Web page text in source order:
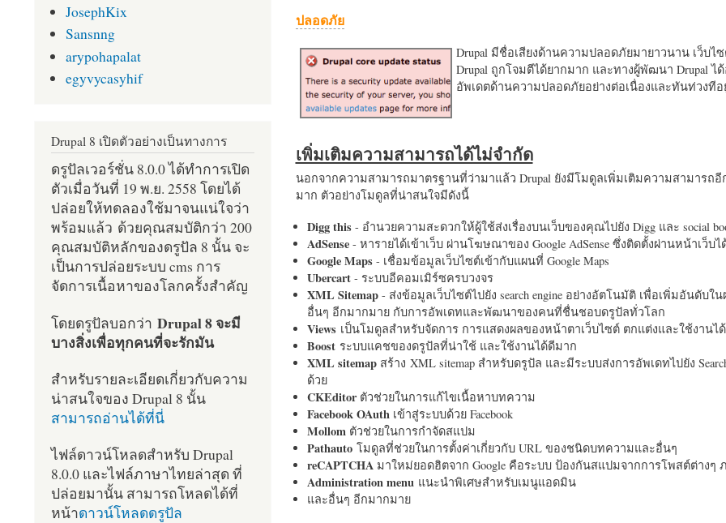
ปลอดภัย
Drupal มีชื่อเสียงด้านความปลอดภัยมายาวนาน เว็บไ
Drupal ถูกโจมตีได้ยากมาก และทางผู้พัฒนา Drupal ไ
อัพเดตด้านความปลอดภัยอย่างต่อเนื่องและทันท่วงทีอ
เพิ่มเติมความสามารถได้ไม่จำกัด
นอกจากความสามารถมาตรฐานที่ว่ามาแล้ว Drupal ยังมีโมดูลเพิ่มเติมความสามารถอี
มาก ตัวอย่างโมดูลที่น่าสนใจมีดังนี้
Digg this- อำนวยความสะดวกให้ผู้ใช้ส่งเรื่องบนเว็บของคุณไปยัง Digg และ social
AdSense- หารายได้เข้าเว็บ ผ่านโฆษณาของ Google AdSense ซึ่งติดตั้งผ่านหน้าเว็บไ
Google Maps- เชื่อมข้อมูลเว็บไซต์เข้ากับแผนที่ Google Maps
Ubercart- ระบบอีคอมเมิร์ซครบวงจร
XML Sitemap- ส่งข้อมูลเว็บไซต์ไปยัง search engine อย่างอัตโนมัติ เพื่อเพิ่มอันดับใ
อื่นๆ อีกมากมาย กับการอัพเดทและพัฒนาของคนที่ชื่นชอบดรูปัลทั่วโลก
Views เป็นโมดูลสำหรับจัดการ การแสดงผลของหน้าตาเว็บไซต์ ตกแต่งและใช้งานไ
Boost ระบบแคชของดรูปัลที่น่าใช้ และใช้งานได้ดีมาก
XML sitemapสร้าง XML sitemap สำหรับดรูปัล และมีระบบส่งการอัพเดทไปยัง
ด้วย
CKEditorตัวช่วยในการแก้ไขเนื้อหาบทความ
Facebook OAuth เข้าสู่ระบบด้วย Facebook
Mollom ตัวช่วยในการกำจัดสแปม
Pathautoโมดูลที่ช่วยในการตั้งค่าเกี่ยวกับ URL ของชนิดบทความและอื่นๆ
reCAPTCHA มาใหม่ยอดฮิตจาก Google คือระบบ ป้องกันสแปมจากการโพสต์ต่างๆ
Administration menu แนะนำพิเศษสำหรับเมนูแอดมิน
และอื่นๆ อีกมากมาย
JosephKix
Sansnng
arypohapalat
egyvycasyhif
Drupal 8 เปิดตัวอย่างเป็นทางการ
ดรูปัลเวอร์ชั่น 8.0.0 ได้ทำการเปิด
ตัวเมื่อวันที่ 19 พ.ย. 2558 โดยได้
ปล่อยให้ทดลองใช้มาจนแน่ใจว่า
พร้อมแล้ว ด้วยคุณสมบัติกว่า 200
คุณสมบัติหลักของดรูปัล 8 นั้น จะ
เป็นการปล่อยระบบ cms การ
จัดการเนื้อหาของโลกครั้งสำคัญ
โดยดรูปัลบอกว่า Drupal 8 จะมี
บางสิ่งเพื่อทุกคนที่จะรักมัน
สำหรับรายละเอียดเกี่ยวกับความ
น่าสนใจของ Drupal 8 นั้น
สามารถอ่านได้ที่นี่
ไฟล์ดาวน์โหลดสำหรับ Drupal
8.0.0 และไฟล์ภาษาไทยล่าสุด ที่
ปล่อยมานั้น สามารถโหลดได้ที่
หน้าดาวน์โหลดดรูปัล